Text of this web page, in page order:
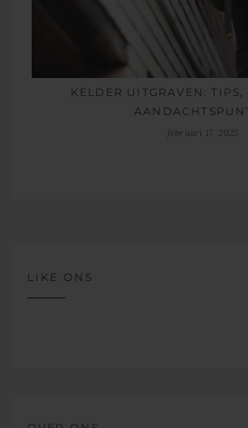
KELDER UITGRAVEN:
februari 17, 2025
LIKE ONS